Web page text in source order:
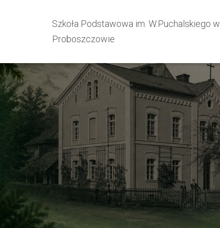
Szkoła Podstawowa im. W.Puchalskiego w
Proboszczowie